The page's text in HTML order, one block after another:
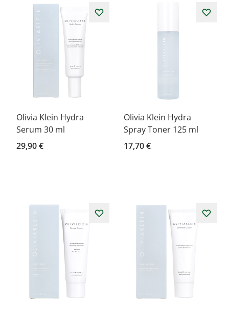
Olivia Klein Hydra
Serum 30 ml
29,90 €
Olivia Klein Hydra
Spray Toner 125 ml
17,70 €